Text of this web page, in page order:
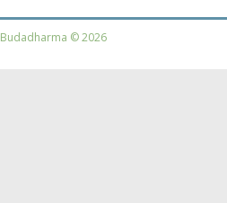
Budadharma © 2026